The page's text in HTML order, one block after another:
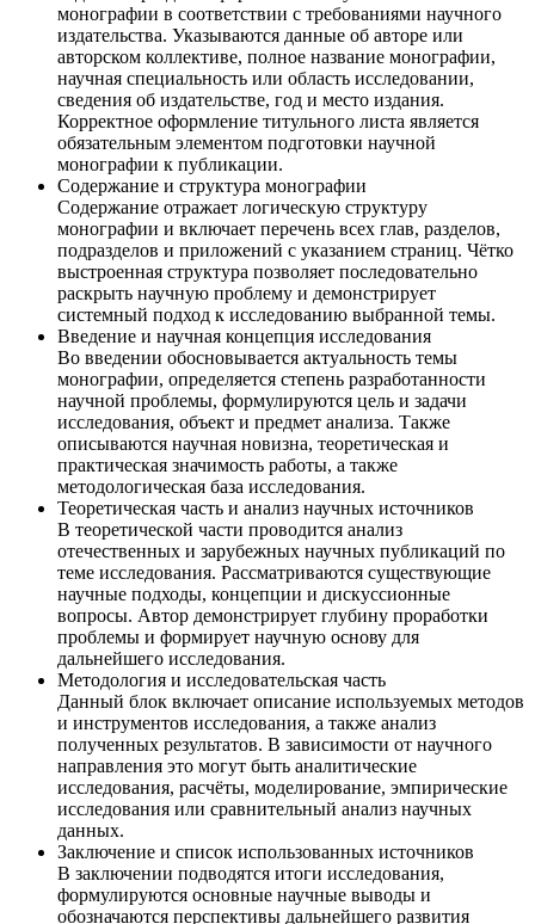
монографии в соответствии с требованиями научного
издательства. Указываются данные об авторе или
авторском коллективе, полное название монографии,
научная специальность или область исследовании,
сведения об издательстве, год и место издания.
Корректное оформление титульного листа является
обязательным элементом подготовки научной
монографии к публикации.
Содержание и структура монографии
Содержание отражает логическую структуру
монографии и включает перечень всех глав, разделов,
подразделов и приложений с указанием страниц. Чётко
выстроенная структура позволяет последовательно
раскрыть научную проблему и демонстрирует
системный подход к исследованию выбранной темы.
Введение и научная концепция исследования
Во введении обосновывается актуальность темы
монографии, определяется степень разработанности
научной проблемы, формулируются цель и задачи
исследования, объект и предмет анализа. Также
описываются научная новизна, теоретическая и
практическая значимость работы, а также
методологическая база исследования.
Теоретическая часть и анализ научных источников
В теоретической части проводится анализ
отечественных и зарубежных научных публикаций по
теме исследования. Рассматриваются существующие
научные подходы, концепции и дискуссионные
вопросы. Автор демонстрирует глубину проработки
проблемы и формирует научную основу для
дальнейшего исследования.
Методология и исследовательская часть
Данный блок включает описание используемых методов
и инструментов исследования, а также анализ
полученных результатов. В зависимости от научного
направления это могут быть аналитические
исследования, расчёты, моделирование, эмпирические
исследования или сравнительный анализ научных
данных.
Заключение и список использованных источников
В заключении подводятся итоги исследования,
формулируются основные научные выводы и
обозначаются перспективы дальнейшего развития